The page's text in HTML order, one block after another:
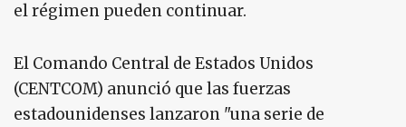
el régimen pueden continuar.
El Comando Central de Estados Unidos
(CENTCOM) anunció que las fuerzas
estadounidenses lanzaron "una serie de